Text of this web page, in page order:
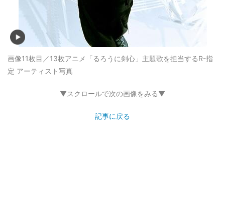
画像11枚目／13枚アニメ「るろうに剣心」主題歌を担当するR-指
定 アーティスト写真
▼スクロールで次の画像をみる▼
記事に戻る